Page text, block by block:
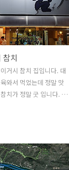
많이 남긴 곳으로 알려
거성 난계가 즐겨 찾았고
길이 끊이지 않았던 옥계
천면 옥계리로 진입하여
들어서서 산길을 따라
치한다. 자동차를 이용
약150m 전방 매표소에
올라가는 것이 현명할
참치
거시 참치 집입니다. 대
와서 먹었는데 정말 맛
치가 정말 굿 입니다. 맛
구 정림로65번길 10-6